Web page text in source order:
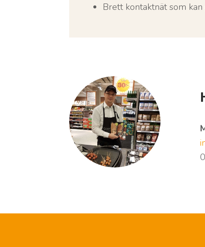
Brett kontaktnät som